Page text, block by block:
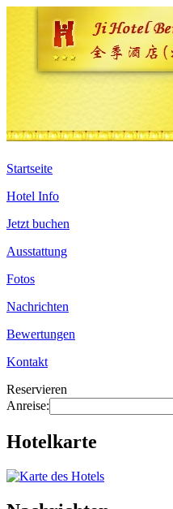
Startseite
Hotel Info
Jetzt buchen
Ausstattung
Fotos
Nachrichten
Bewertungen
Kontakt
Reservieren
Anreise:
Hotelkarte